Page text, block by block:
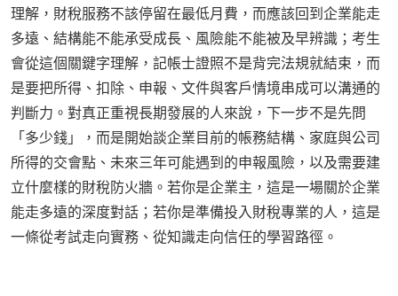
理解，財稅服務不該停留在最低月費，而應該回到企業能走
多遠、結構能不能承受成長、風險能不能被及早辨識；考生
會從這個關鍵字理解，記帳士證照不是背完法規就結束，而
是要把所得、扣除、申報、文件與客戶情境串成可以溝通的
判斷力。對真正重視長期發展的人來說，下一步不是先問
「多少錢」，而是開始談企業目前的帳務結構、家庭與公司
所得的交會點、未來三年可能遇到的申報風險，以及需要建
立什麼樣的財稅防火牆。若你是企業主，這是一場關於企業
能走多遠的深度對話；若你是準備投入財稅專業的人，這是
一條從考試走向實務、從知識走向信任的學習路徑。